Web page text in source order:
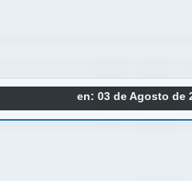
en: 03 de Agosto de